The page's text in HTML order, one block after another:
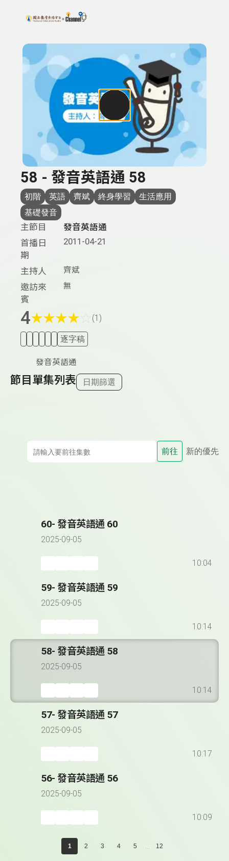
上方功能區塊
搜尋關鍵字：可輸入節目名稱、主持人或關鍵字
58 - 發音英語通 58
初階 英語 齊斌 終身學習
生活應用
基礎發音
主節目
發音英語通
首播日
期
2011-04-21
主持人 齊斌
邀訪來
賓
無
4★★★★ (1)
逐字稿
發音英語通
節目單集列表 日期篩選
前往 新的優先
60- 發音英語通 60
2025-09-05
10:04
59- 發音英語通 59
2025-09-05
10:14
58- 發音英語通 58
2025-09-05
10:14
57- 發音英語通 57
2025-09-05
10:17
56- 發音英語通 56
2025-09-05
10:09
1 2 3 4 5 ... 12